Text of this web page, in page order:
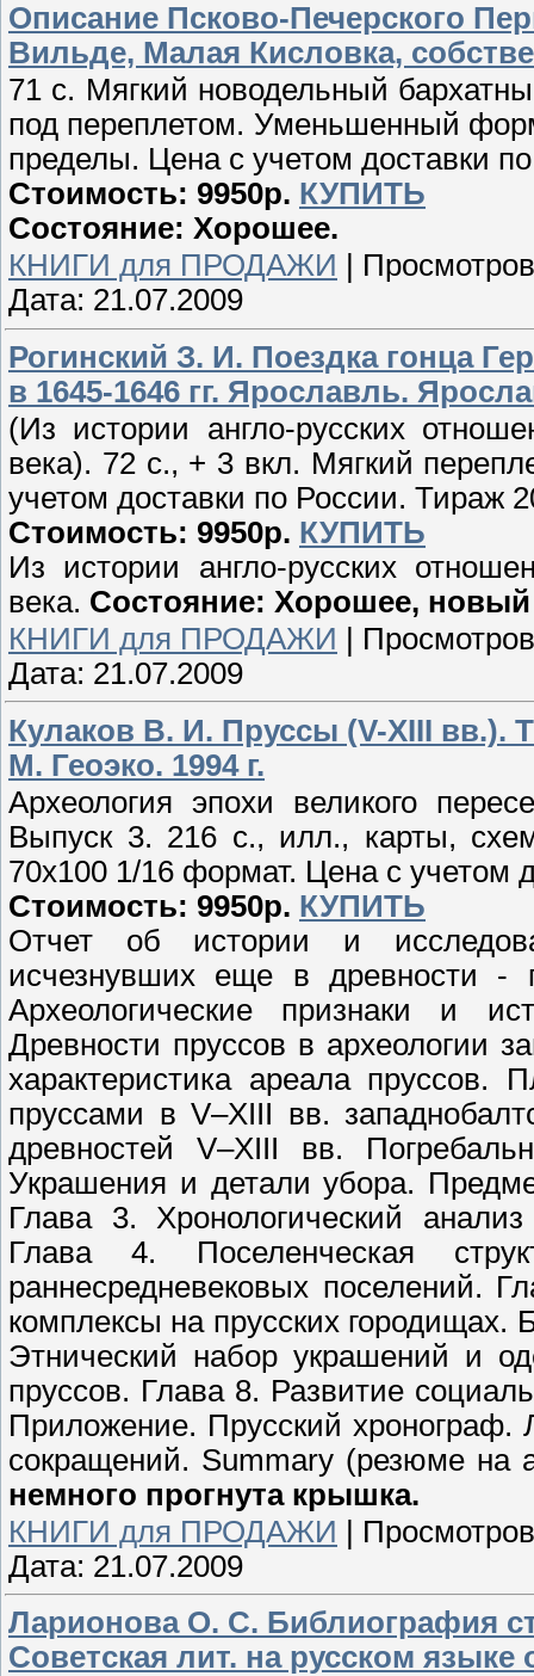
Описание Псково-Печерского
Вильде, Малая Кисловка,
71 с. Мягкий новодельный
под переплетом. Уменьшенный
пределы. Цена с учетом доставки
Стоимость: 9950р. КУПИТЬ
Состояние: Хорошее.
КНИГИ для ПРОДАЖИ
Дата: 21.07.2009
Рогинский З. И. Поездка гонца
в 1645-1646 гг. Ярославль.
(Из истории англо-русских
века). 72 с., + 3 вкл. Мягкий
учетом доставки по России. Тираж
Стоимость: 9950р. КУПИТЬ
Из истории англо-русских
века. Состояние: Хорошее,
КНИГИ для ПРОДАЖИ
Дата: 21.07.2009
Кулаков В. И. Пруссы (V-XIII вв.).
М. Геоэко. 1994 г.
Археология эпохи великого
Выпуск 3. 216 с., илл., карты,
70х100 1/16 формат. Цена с учетом
Стоимость: 9950р. КУПИТЬ
Отчет об истории и
исчезнувших еще в древности -
Археологические признаки и
Древности пруссов в археологии
характеристика ареала пруссов.
пруссами в V–XIII вв.
древностей V–XIII вв.
Украшения и детали убора.
Глава 3. Хронологический
Глава 4. Поселенческая
раннесредневековых
комплексы на прусских городищах.
Этнический набор украшений и
пруссов. Глава 8. Развитие
Приложение. Прусский хронограф.
сокращений. Summary (резюме на
немного прогнута крышка.
КНИГИ для ПРОДАЖИ |
Дата: 21.07.2009
Ларионова О. С. Библиография
Советская лит. на русском